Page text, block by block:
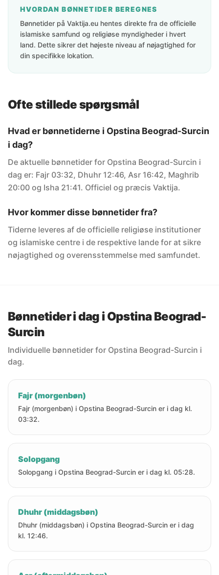
HVORDAN BØNNETIDER BEREGNES
Bønnetider på Vaktija.eu hentes direkte fra de officielle
islamiske samfund og religiøse myndigheder i hvert
land. Dette sikrer det højeste niveau af nøjagtighed for
din specifikke lokation.
Ofte stillede spørgsmål
Hvad er bønnetiderne i Opstina Beograd-Surcin
i dag?
De aktuelle bønnetider for Opstina Beograd-Surcin i
dag er: Fajr 03:32, Dhuhr 12:46, Asr 16:42, Maghrib
20:00 og Isha 21:41. Officiel og præcis Vaktija.
Hvor kommer disse bønnetider fra?
Tiderne leveres af de officielle religiøse institutioner
og islamiske centre i de respektive lande for at sikre
nøjagtighed og overensstemmelse med samfundet.
Bønnetider i dag i Opstina Beograd-
Surcin
Individuelle bønnetider for Opstina Beograd-Surcin i
dag.
Fajr (morgenbøn)
Fajr (morgenbøn) i Opstina Beograd-Surcin er i dag kl.
03:32.
Solopgang
Solopgang i Opstina Beograd-Surcin er i dag kl. 05:28.
Dhuhr (middagsbøn)
Dhuhr (middagsbøn) i Opstina Beograd-Surcin er i dag
kl. 12:46.